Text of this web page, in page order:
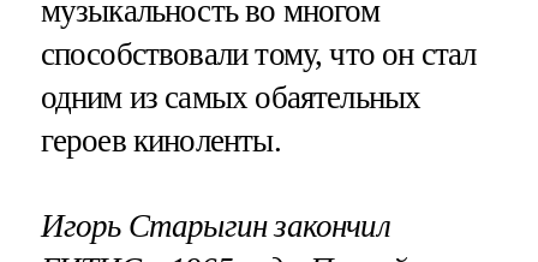
музыкальность во многом
способствовали тому, что он стал
одним из самых обаятельных
героев киноленты.
Игорь Старыгин закончил